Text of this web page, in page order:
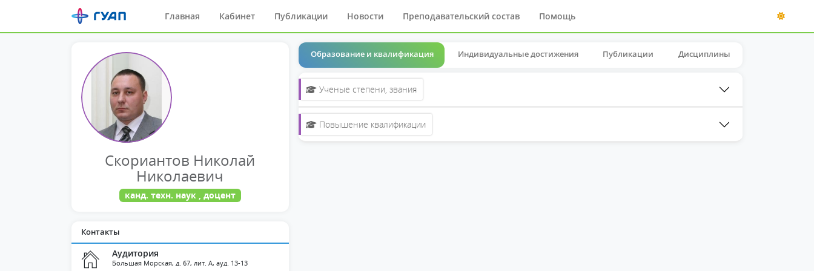
Главная Кабинет Публикации Новости Преподавательский состав Помощь
Скориантов Николай
Николаевич
канд. техн. наук , доцент
Контакты
Аудитория
Большая Морская, д. 67, лит. А, ауд. 13-13
Образование и квалификация Индивидуальные достижения Публикации Дисциплины
Ученые степени, звания
Повышение квалификации